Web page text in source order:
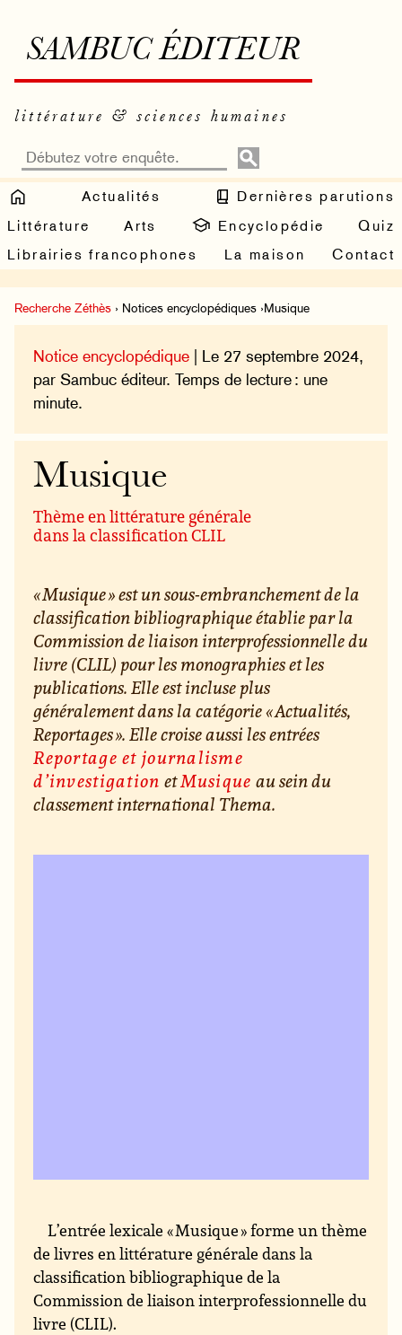
SAMBUC ÉDITEUR
littérature & sciences humaines
Actualités
Dernières parutions
Littérature
Arts Encyclopédie
Quiz
Librairies francophones
La maison Contact
Recherche Zéthès › Notices encyclopédiques ›Musique
Notice encyclopédique | Le 27 septembre 2024,
par Sambuc éditeur. Temps de lecture : une
minute.
Musique
Thème en littérature générale
dans la classification CLIL
« Musique » est un sous-embranchement de la
classification bibliographique établie par la
Commission de liaison interprofessionnelle du
livre (CLIL) pour les monographies et les
publications. Elle est incluse plus
généralement dans la catégorie « Actualités,
Reportages ». Elle croise aussi les entrées
Reportage et journalisme
d’investigation etMusique au sein du
classement international Thema.
L’entrée lexicale « Musique » forme un thème
de livres en littérature générale dans la
classification bibliographique de la
Commission de liaison interprofessionnelle du
livre (CLIL).